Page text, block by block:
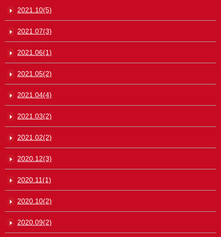
2021.10(5)
2021.07(3)
2021.06(1)
2021.05(2)
2021.04(4)
2021.03(2)
2021.02(2)
2020.12(3)
2020.11(1)
2020.10(2)
2020.09(2)